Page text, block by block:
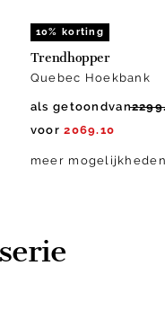
10% korting
Trendhopper
Quebec Hoekbank
als getoondvan
voor 2069.10
meer